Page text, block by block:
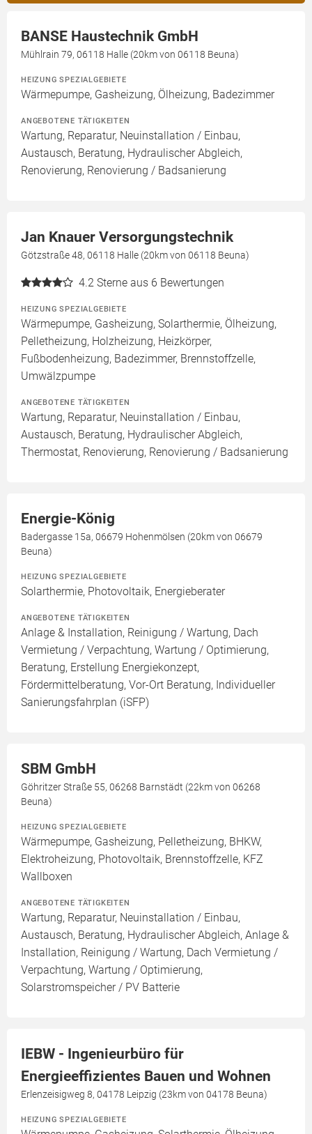
BANSE Haustechnik GmbH
Mühlrain 79, 06118 Halle (20km von 06118 Beuna)
HEIZUNG SPEZIALGEBIETE
Wärmepumpe, Gasheizung, Ölheizung, Badezimmer
ANGEBOTENE TÄTIGKEITEN
Wartung, Reparatur, Neuinstallation / Einbau,
Austausch, Beratung, Hydraulischer Abgleich,
Renovierung, Renovierung / Badsanierung
Jan Knauer Versorgungstechnik
Götzstraße 48, 06118 Halle (20km von 06118 Beuna)
4.2 Sterne aus 6 Bewertungen
HEIZUNG SPEZIALGEBIETE
Wärmepumpe, Gasheizung, Solarthermie, Ölheizung,
Pelletheizung, Holzheizung, Heizkörper,
Fußbodenheizung, Badezimmer, Brennstoffzelle,
Umwälzpumpe
ANGEBOTENE TÄTIGKEITEN
Wartung, Reparatur, Neuinstallation / Einbau,
Austausch, Beratung, Hydraulischer Abgleich,
Thermostat, Renovierung, Renovierung / Badsanierung
Energie-König
Badergasse 15a, 06679 Hohenmölsen (20km von 06679
Beuna)
HEIZUNG SPEZIALGEBIETE
Solarthermie, Photovoltaik, Energieberater
ANGEBOTENE TÄTIGKEITEN
Anlage & Installation, Reinigung / Wartung, Dach
Vermietung / Verpachtung, Wartung / Optimierung,
Beratung, Erstellung Energiekonzept,
Fördermittelberatung, Vor-Ort Beratung, Individueller
Sanierungsfahrplan (iSFP)
SBM GmbH
Göhritzer Straße 55, 06268 Barnstädt (22km von 06268
Beuna)
HEIZUNG SPEZIALGEBIETE
Wärmepumpe, Gasheizung, Pelletheizung, BHKW,
Elektroheizung, Photovoltaik, Brennstoffzelle, KFZ
Wallboxen
ANGEBOTENE TÄTIGKEITEN
Wartung, Reparatur, Neuinstallation / Einbau,
Austausch, Beratung, Hydraulischer Abgleich, Anlage &
Installation, Reinigung / Wartung, Dach Vermietung /
Verpachtung, Wartung / Optimierung,
Solarstromspeicher / PV Batterie
IEBW - Ingenieurbüro für
Energieeffizientes Bauen und Wohnen
Erlenzeisigweg 8, 04178 Leipzig (23km von 04178 Beuna)
HEIZUNG SPEZIALGEBIETE